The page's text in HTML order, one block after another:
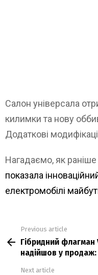
Салон універсала
килимки та нову
Додаткові
Нагадаємо, як
показала
електромобілі
more
Previous article
Гібридний
надійшов у продаж:
Next article